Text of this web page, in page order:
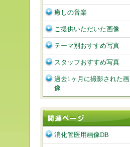
癒しの音楽
ご提供いただいた画像
テーマ別おすすめ写真
スタッフおすすめ写真
過去1ヶ月に撮影された画
像
消化管医用画像DB